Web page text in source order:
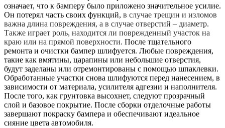
означает, что к бамперу было приложено значительное усилие.
Он потерял часть своих функций, в случае трещин и изломов
важна длина повреждения, а в случае отверстий – диаметр.
Также играет роль, находится ли поврежденный участок на
краю или на прямой поверхности. После тщательного
ремонта и очистки бампер шлифуется. Любые повреждения,
такие как вмятины, царапины или небольшие отверстия,
будут заделаны или отремонтированы с помощью шпаклевки.
Обработанные участки снова шлифуются перед нанесением, в
зависимости от материала, усилителя адгезии и наполнителя.
После того, как грунтовка высохнет, следуют прозрачный
слой и базовое покрытие. После сборки отделочные работы
завершают покраску бампера и обеспечивают идеальное
сияние цвета автомобиля.